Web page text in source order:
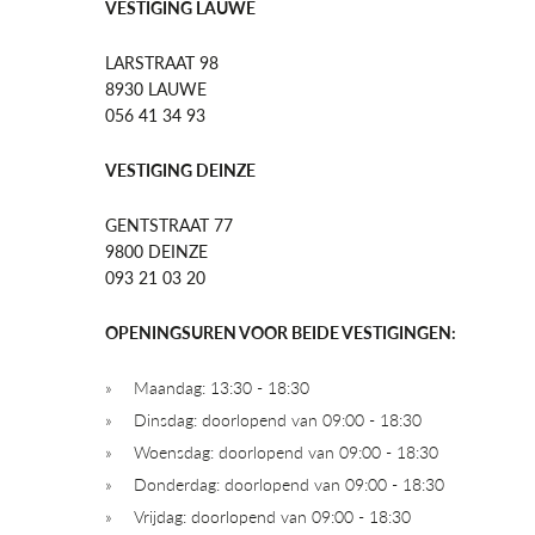
VESTIGING LAUWE
LARSTRAAT 98
8930 LAUWE
056 41 34 93
VESTIGING DEINZE
GENTSTRAAT 77
9800 DEINZE
093 21 03 20
OPENINGSUREN VOOR BEIDE VESTIGINGEN:
Maandag: 13:30 - 18:30
Dinsdag: doorlopend van 09:00 - 18:30
Woensdag: doorlopend van 09:00 - 18:30
Donderdag: doorlopend van 09:00 - 18:30
Vrijdag: doorlopend van 09:00 - 18:30